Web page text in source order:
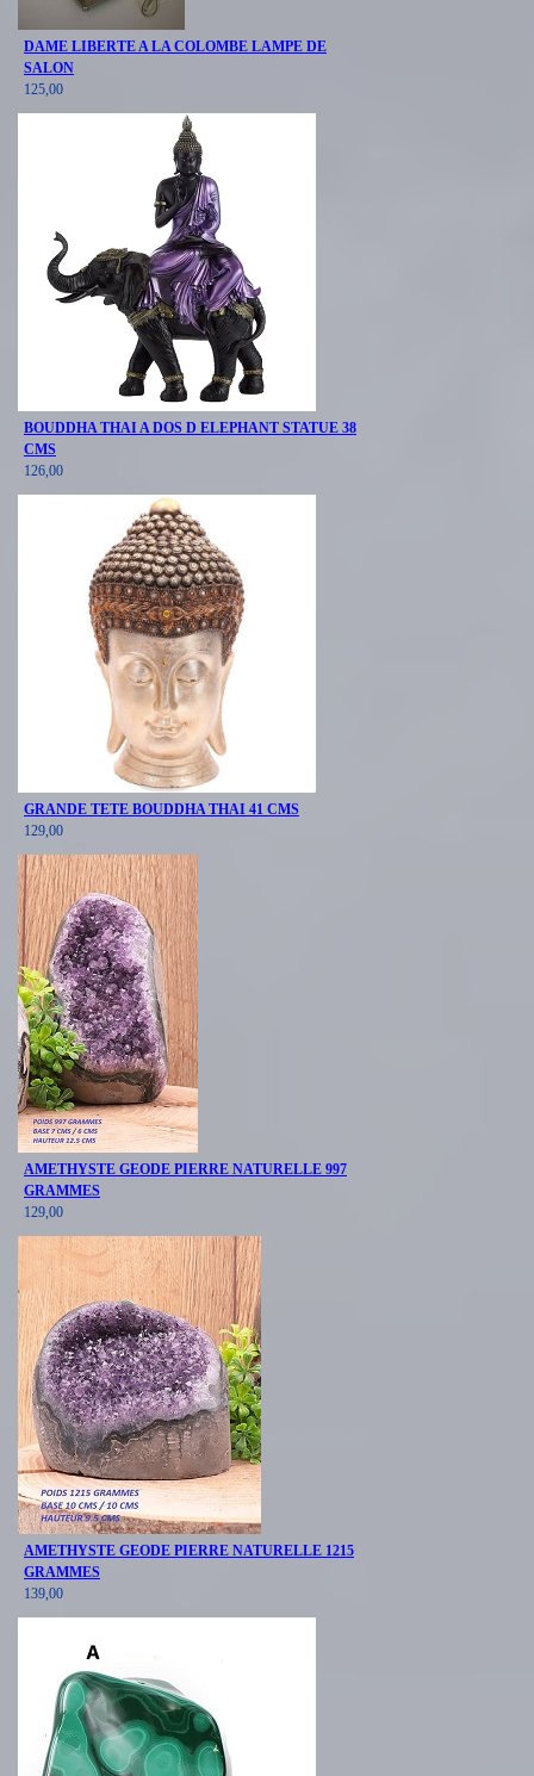
DAME LIBERTE A LA COLOMBE LAMPE DE
SALON
125,00
BOUDDHA THAI A DOS D ELEPHANT STATUE 38
CMS
126,00
GRANDE TETE BOUDDHA THAI 41 CMS
129,00
AMETHYSTE GEODE PIERRE NATURELLE 997
GRAMMES
129,00
AMETHYSTE GEODE PIERRE NATURELLE 1215
GRAMMES
139,00